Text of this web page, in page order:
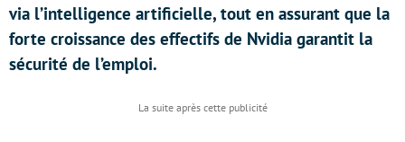
via l’intelligence artificielle, tout en assurant que la
forte croissance des effectifs de Nvidia garantit la
sécurité de l’emploi.